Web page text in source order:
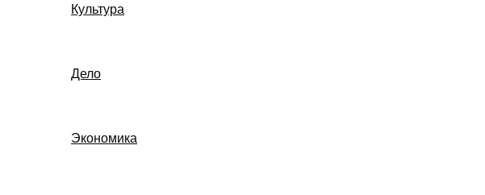
Культура
Дело
Экономика